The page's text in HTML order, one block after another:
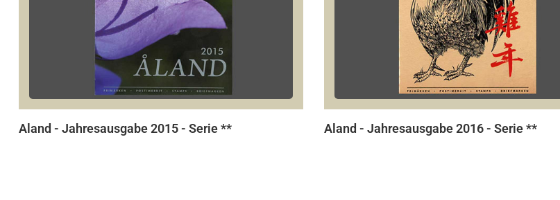
Aland - Jahresausgabe 2015 - Serie ** Aland - Jahresausgabe 2016 - Serie **